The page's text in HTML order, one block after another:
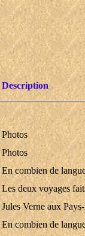
Description
Photos
Photos
En combien de
Les deux voyages
Jules Verne aux
En combien de